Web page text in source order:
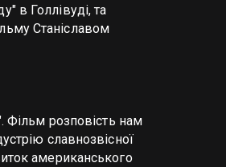
в Голлівуді, та
Станіславом
Фільм розповість нам
славнозвісної
американського